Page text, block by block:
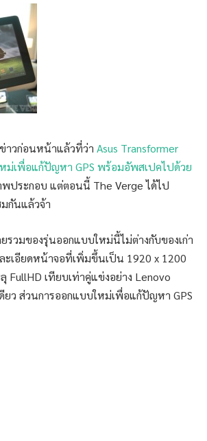
าวก่อนหน้าแล้วที่ว่า Asus Transformer
ม่เพื่อแก้ปัญหา GPS พร้อมอัพสเปคไปด้วย
ประกอบ แต่ตอนนี้ The Verge ได้ไป
มกันแล้วจ้า
ยรวมของรุ่นออกแบบใหม่นี้ไม่ต่างกับของเก่า
ะเอียดหน้าจอที่เพิ่มขึ้นเป็น 1920 x 1200
FullHD เทียบเท่าคู่แข่งอย่าง Lenovo
ยว ส่วนการออกแบบใหม่เพื่อแก้ปัญหา GPS